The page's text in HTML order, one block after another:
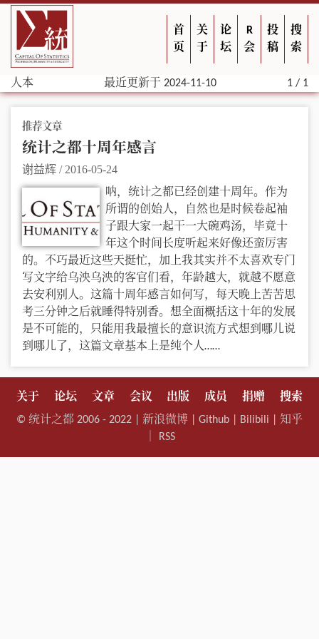
首
页
关
于
论
坛
R
会
投
稿
搜
索
人本 最近更新于 2024-11-10 1 / 1
推荐文章
统计之都十周年感言
谢益辉 / 2016-05-24
呐，统计之都已经创建十周年。作为
所谓的创始人，自然也是时候卷起袖
子跟大家一起干一大碗鸡汤，毕竟十
年这个时间长度听起来好像还蛮厉害
的。不巧最近这些天挺忙，加上我其实并不太喜欢专门
写文字给乌泱乌泱的客官们看，年龄越大，就越不愿意
去安利别人。这篇十周年感言如何写，每天晚上苦苦思
考三分钟之后就睡得特别香。想全面概括这十年的发展
是不可能的，只能用我最擅长的意识流方式想到哪儿说
到哪儿了，这篇文章基本上是纯个人……
关于 论坛 文章 会议 出版 成员 捐赠
搜索
© 统计之都 2006 - 2022 | 新浪微博 Github Bilibili
知乎
RSS